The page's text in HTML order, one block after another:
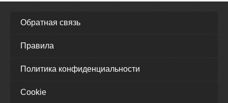
Обратная связь
Правила
Политика конфиденциальности
Cookie